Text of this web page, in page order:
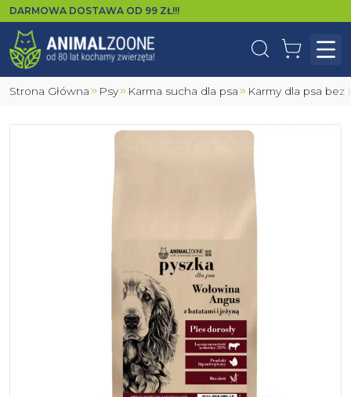
DARMOWA DOSTAWA OD 99 ZŁ!!!
WyszukajKoszyk
Strona Główna Psy Karma sucha dla psa Karmy dla psa